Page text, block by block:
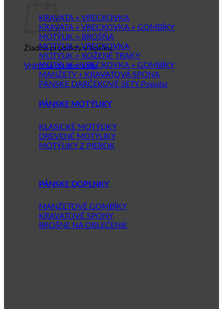
Žiadne produkty v košíku.
Vrátiť sa do obchodu
KRAVATA + VRECKOVKA
KRAVATA + VRECKOVKA + GOMBÍKY
MOTÝLIK + BROŠŇA
MOTÝLIK + VRECKOVKA
MOTÝLIK + KOŽENÉ TRAKY
MOTÝLIK + VRECKOVKA + GOMBÍKY
MANŽETY + KRAVATOVÁ SPONA
PÁNSKE DARČEKOVÉ SETY
PÁNSKE MOTÝLIKY
KLASICKÉ MOTÝLIKY
DREVENÉ MOTÝLIKY
MOTÝLIKY Z PIEROK
PÁNSKE DOPLNKY
MANŽETOVÉ GOMBÍKY
KRAVATOVÉ SPONY
BROŠNE NA OBLEČENIE